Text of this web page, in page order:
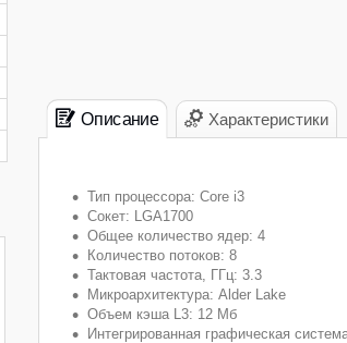
Описание Характеристики
Тип процессора: Core i3
Сокет: LGA1700
Общее количество ядер: 4
Количество потоков: 8
Тактовая частота, ГГц: 3.3
Микроархитектура: Alder Lake
Объем кэша L3: 12 Мб
Интегрированная графическая